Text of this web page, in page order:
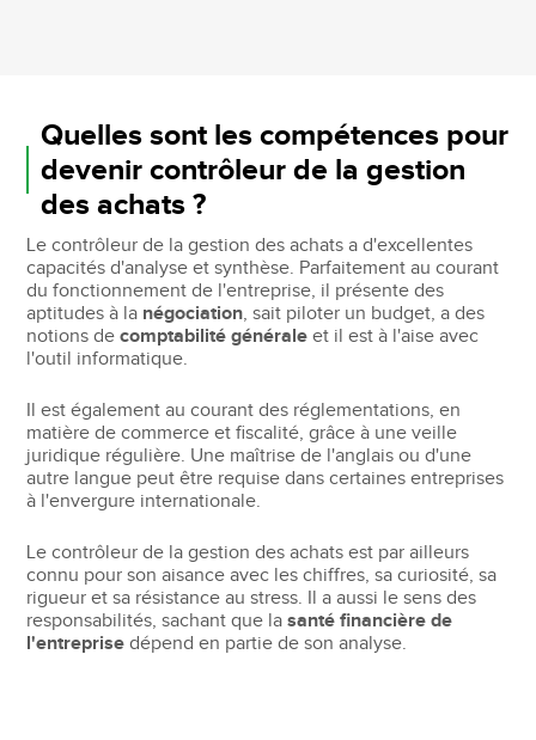
Quelles sont les compétences pour
devenir contrôleur de la gestion
des achats ?
Le contrôleur de la gestion des achats a d'excellentes
capacités d'analyse et synthèse. Parfaitement au courant
du fonctionnement de l'entreprise, il présente des
aptitudes à la négociation, sait piloter un budget, a des
notions decomptabilité générale et il est à l'aise avec
l'outil informatique.
Il est également au courant des réglementations, en
matière de commerce et fiscalité, grâce à une veille
juridique régulière. Une maîtrise de l'anglais ou d'une
autre langue peut être requise dans certaines entreprises
à l'envergure internationale.
Le contrôleur de la gestion des achats est par ailleurs
connu pour son aisance avec les chiffres, sa curiosité, sa
rigueur et sa résistance au stress. Il a aussi le sens des
responsabilités, sachant que lasanté financière de
l'entreprise dépend en partie de son analyse.